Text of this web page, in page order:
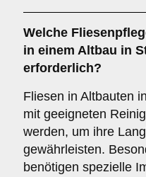
Welche
in einem Altbau in
erforderlich?
Fliesen in Altbauten
mit geeigneten
werden, um ihre
gewährleisten.
benötigen spezielle